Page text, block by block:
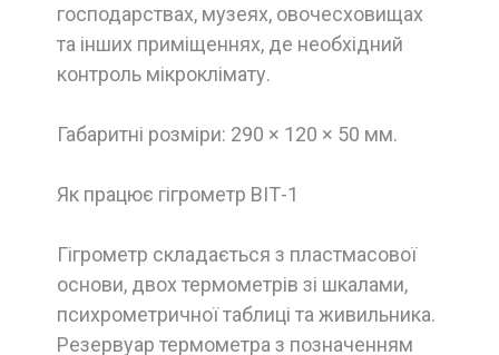
господарствах, музеях, овочесховищах
та інших приміщеннях, де необхідний
контроль мікроклімату.
Габаритні розміри: 290 × 120 × 50 мм.
Як працює гігрометр ВІТ-1
Гігрометр складається з пластмасової
основи, двох термометрів зі шкалами,
психрометричної таблиці та живильника.
Резервуар термометра з позначенням